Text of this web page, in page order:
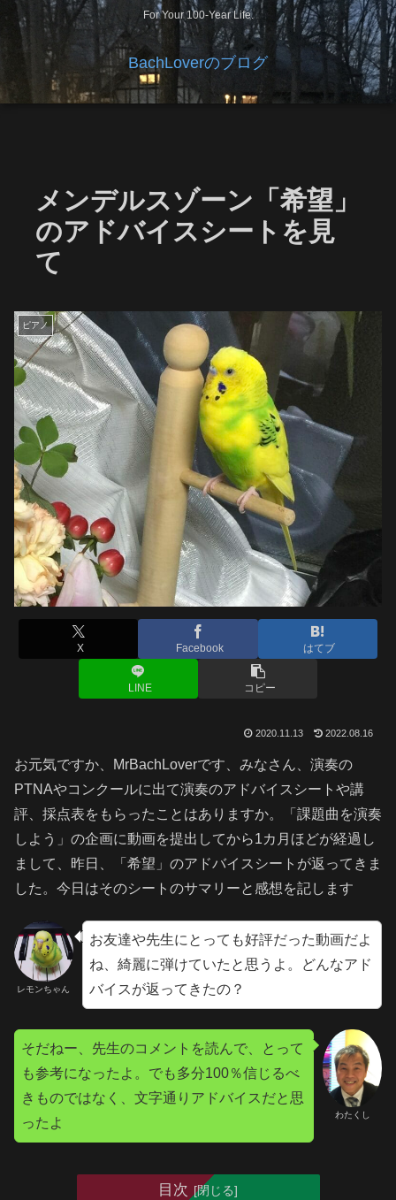
For Your 100-Year Life.
BachLoverのブログ
メンデルスゾーン「希望」
のアドバイスシートを見
て
ピアノ
X Facebook はてブ
LINE コピー
2020.11.13 2022.08.16
お元気ですか、MrBachLoverです、みなさん、演奏の
PTNAやコンクールに出て演奏のアドバイスシートや講
評、採点表をもらったことはありますか。「課題曲を演奏
しよう」の企画に動画を提出してから1カ月ほどが経過し
まして、昨日、「希望」のアドバイスシートが返ってきま
した。今日はそのシートのサマリーと感想を記します
レモンちゃん
お友達や先生にとっても好評だった動画だよ
ね、綺麗に弾けていたと思うよ。どんなアド
バイスが返ってきたの？
わたくし
そだねー、先生のコメントを読んで、とって
も参考になったよ。でも多分100％信じるべ
きものではなく、文字通りアドバイスだと思
ったよ
目次